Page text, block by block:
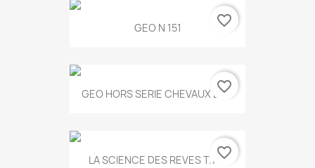
GEO N 151 favorite_border
GEO HORS SERIE CHEVAUX ET...
favorite_border
LA SCIENCE DES REVES T.787
favorite_border